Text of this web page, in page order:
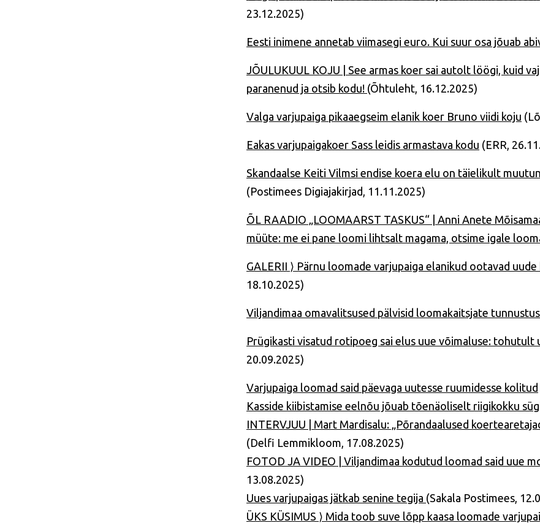
23.12.2025)
Eesti inimene annetab viimasegi euro. Kui suur osa jõuab
JÕULUKUUL KOJU | See armas koer sai autolt löögi, kuid
paranenud ja otsib kodu! (Õhtuleht, 16.12.2025)
Valga varjupaiga pikaaegseim elanik koer Bruno viidi koju
Eakas varjupaigakoer Sass leidis armastava kodu (ERR,
Skandaalse Keiti Vilmsi endise koera elu on täielikult
(Postimees Digiajakirjad, 11.11.2025)
ÕL RAADIO „LOOMAARST TASKUS“ | Anni Anete
müüte: me ei pane loomi lihtsalt magama, otsime igale
GALERII ⟩ Pärnu loomade varjupaiga elanikud ootavad
18.10.2025)
Viljandimaa omavalitsused pälvisid loomakaitsjate
Prügikasti visatud rotipoeg sai elus uue võimaluse: tohutult
20.09.2025)
Varjupaiga loomad said päevaga uutesse ruumidesse kolitud
Kasside kiibistamise eelnõu jõuab tõenäoliselt riigikokku
INTERVJUU | Mart Mardisalu: „Põrandaalused
(Delfi Lemmikloom, 17.08.2025)
FOTOD JA VIDEO | Viljandimaa kodutud loomad said uue
13.08.2025)
Uues varjupaigas jätkab senine tegija (Sakala Postimees,
ÜKS KÜSIMUS ⟩ Mida toob suve lõpp kaasa loomade